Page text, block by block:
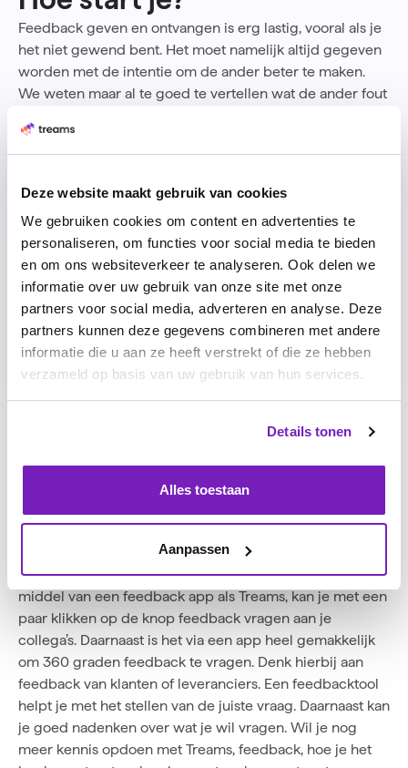
Deze website maakt gebruik van cookies
We gebruiken cookies om content en advertenties te
personaliseren, om functies voor social media te bieden
en om ons websiteverkeer te analyseren. Ook delen we
informatie over uw gebruik van onze site met onze
partners voor social media, adverteren en analyse. Deze
partners kunnen deze gegevens combineren met andere
informatie die u aan ze heeft verstrekt of die ze hebben
verzameld op basis van uw gebruik van hun services.
Details tonen
Alles toestaan
Aanpassen
Feedback geven en ontvangen is erg lastig, vooral als je
het niet gewend bent. Het moet namelijk altijd gegeven
worden met de intentie om de ander beter te maken.
We weten maar al te goed te vertellen wat de ander fout
kunnen we er niet goed mee omgaan. Boosheid komt op
en we verzetten ons. De angst ervoor kan heel
leggen op het vragen van, in plaats van het geven van
feedback. Wanneer je iemand ‘ongevraagd’ feedback
moet geven, gaat de hartslag zowel bij de gever als bij
de ontvanger omhoog. Op het moment dat je start met
het vragen, kan je bewust een vraag stellen waar je
controle over hebt. Daarmee stel je je open voor
feedback van de ander en kan hij/zij een open en eerlijk
antwoord geven. Neem dus het heft in eigen handen en
start met het vragen van feedback. Om je hierbij te
helpen geven we je een paartips.
Hoe kan software je hierbij
Om écht te kunnen werken aan persoonlijke groei en
ontwikkeling is het belangrijk dat mensen vanuit
verschillende invalshoeken feedback krijgen. Door
middel van een feedback app als Treams, kan je met een
paar klikken op de knop feedback vragen aan je
collega’s. Daarnaast is het via een app heel gemakkelijk
om 360 graden feedback te vragen. Denk hierbij aan
feedback van klanten of leveranciers. Een feedbacktool
helpt je met het stellen van de juiste vraag. Daarnaast kan
je goed nadenken over wat je wil vragen. Wil je nog
meer kennis opdoen met Treams, feedback, hoe je het